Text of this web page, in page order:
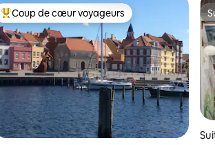
Coups de cœur voyageurs les plus appréciés
Coup de cœur voyageurs